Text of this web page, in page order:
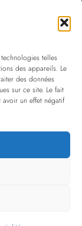
telles
des appareils. Le
des données
sur ce site. Le fait
un effet négatif